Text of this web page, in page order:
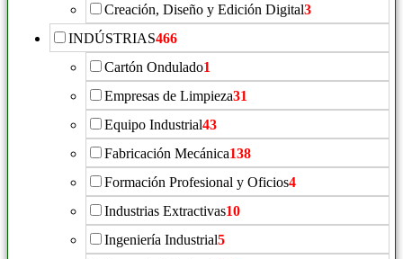
Creación, Diseño y Edición Digital3
INDÚSTRIAS466
Cartón Ondulado1
Empresas de Limpieza31
Equipo Industrial43
Fabricación Mecánica138
Formación Profesional y Oficios4
Industrias Extractivas10
Ingeniería Industrial5